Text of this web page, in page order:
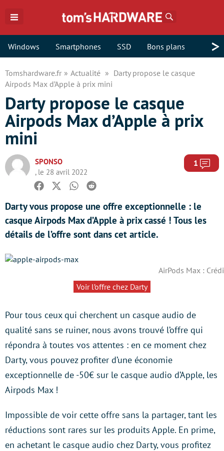
Windows Smartphones SSD Bons plans >
Tomshardware.fr Actualité
Darty propose le casque
Airpods Max d’Apple à prix mini
Darty propose le casque
Airpods Max d’Apple à prix
mini
SPONSO
, le 28 avril 2022
1
Facebook
TwitterWhatsapp
Reddit
Darty vous propose une offre exceptionnelle : le
casque Airpods Max d’Apple à prix cassé ! Tous les
détails de l’offre sont dans cet article.
AirPods Max :
Voir l’offre chez Darty
Pour tous ceux qui cherchent un casque audio de
qualité sans se ruiner, nous avons trouvé l’offre qui
répondra à toutes vos attentes : en ce moment chez
Darty, vous pouvez profiter d’une économie
exceptionnelle de -50€ sur le casque audio d’Apple, les
Airpods Max !
Impossible de voir cette offre sans la partager, tant les
réductions sont rares sur les produits Apple. En prime,
en achetant le casque audio chez Darty, vous profitez